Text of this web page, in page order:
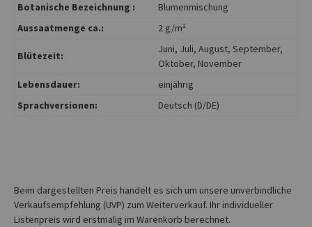
Botanische Bezeichnung :
Blumenmischung
Aussaatmenge ca.:
2 g/m²
Blütezeit:
Juni, Juli, August, September,
Oktober, November
Lebensdauer:
einjährig
Sprachversionen:
Deutsch (D/DE)
Beim dargestellten Preis handelt es sich um unsere unverbindliche
Verkaufsempfehlung (UVP) zum Weiterverkauf. Ihr individueller
Listenpreis wird erstmalig im Warenkorb berechnet.